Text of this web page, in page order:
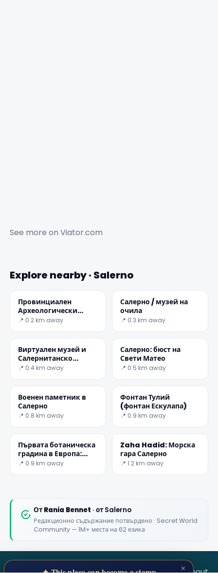
See more on Viator.com
Explore nearby · Salerno
Провинциален
Археологически
музей Салерно
📍 0.2 km away
Салерно / музей на
очила
📍 0.3 km away
Виртуален музей и
Салернитанско
медицинско училище
📍 0.4 km away
Салерно: бюст на
Свети Матео
📍 0.5 km away
Военен паметник в
Салерно
📍 0.8 km away
Фонтан Тулий
(фонтан Ескулапа)
📍 0.9 km away
Първата ботаническа
градина в Европа:
градината на
📍 0.9 km away
Zaha Hadid: Морска
гара Салерно
📍 1.2 km away
ОтRania Bennet · от Salerno
Редакционно съдържание потвърдено · Secret World
Community — 1M+ места на 62 езика
✕
★★★★★
1,000,000+ places in your pocket. Free.
×